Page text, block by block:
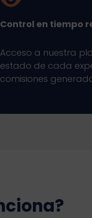
Control en tiempo
Acceso a nuestra
estado de cada
comisiones